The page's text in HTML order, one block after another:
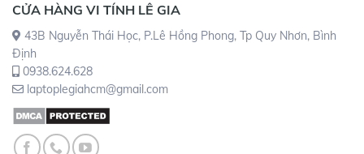
CỬA HÀNG VI TÍNH LÊ GIA
43B Nguyễn Thái Học, P.Lê Hồng Phong, Tp Quy Nhơn, Bình
Định
0938.624.628
laptoplegiahcm@gmail.com